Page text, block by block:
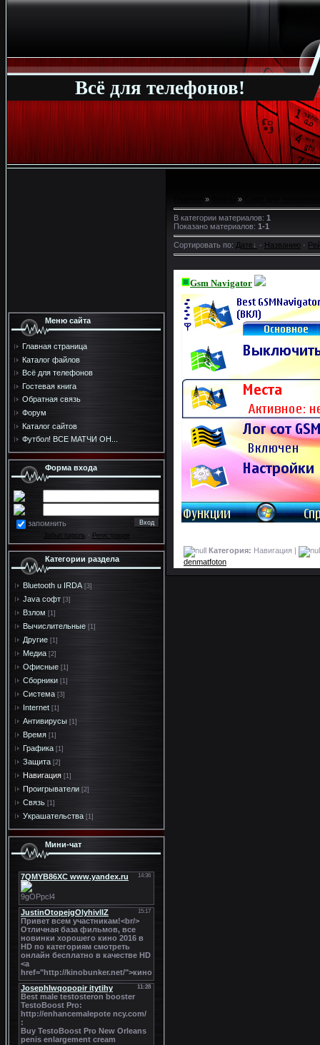
Всё для телефонов!
Меню сайта
Главная страница
Каталог файлов
Всё для телефонов
Гостевая книга
Обратная связь
Форум
Каталог сайтов
Футбол! ВСЕ МАТЧИ ОН...
Форма входа
запомнить
Забыл пароль · Регистрация
Категории раздела
Bluetooth u IRDA [3]
Java софт [3]
Взлом [1]
Вычислительные [1]
Другие [1]
Медиа [2]
Офисные [1]
Сборники [1]
Система [3]
Internet [1]
Антивирусы [1]
Время [1]
Графика [1]
Защита [2]
Навигация [1]
Проигрыватели [2]
Связь [1]
Украшательства [1]
Мини-чат
» »
В категории материалов: 1
Показано материалов: 1-1
Сортировать по: Дате · Названию ·
Gsm Navigator
Категория: Навигация |
denmatfoton